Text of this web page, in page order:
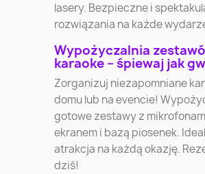
lasery. Bezpieczne i
rozwiązania na każde
Wypożyczalnia
karaoke – śpiewaj jak
Zorganizuj niezapomniane
domu lub na evencie!
gotowe zestawy z
ekranem i bazą piosenek.
atrakcja na każdą okazję.
dziś!